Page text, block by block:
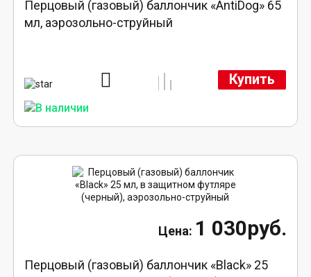
Перцовый (газовый) баллончик «AntiDog» 65
мл, аэрозольно-струйный
Купить
1 030руб.
Перцовый (газовый) баллончик «Black» 25